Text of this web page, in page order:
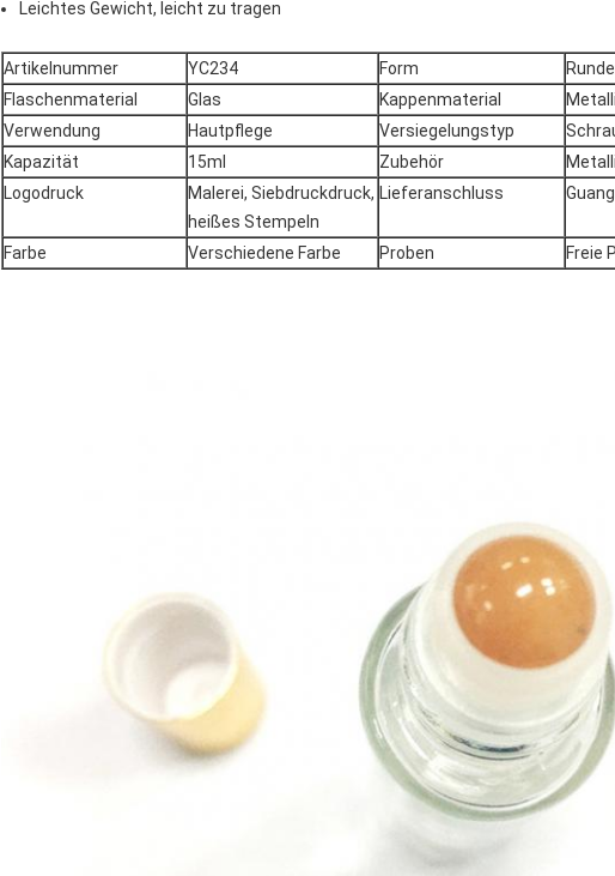
Leichtes Gewicht, leicht zu tragen
Artikelnummer YC234 Form
Flaschenmaterial
Glas Kappenmaterial
Verwendung
Hautpflege Versiegelungstyp
Kapazität
15ml Zubehör
Logodruck
Malerei, Siebdruckdruck,
heißes Stempeln
Lieferanschluss
Farbe Verschiedene Farbe Proben Freie